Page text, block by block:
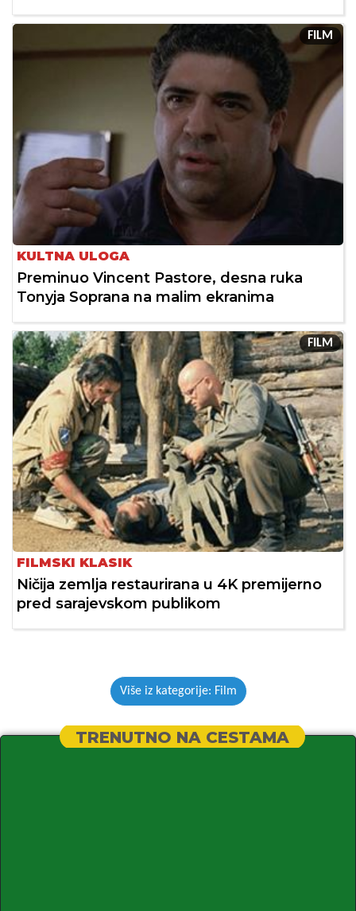
FILM
KULTNA ULOGA
Preminuo Vincent Pastore, desna ruka
Tonyja Soprana na malim ekranima
FILM
FILMSKI KLASIK
Ničija zemlja restaurirana u 4K premijerno
pred sarajevskom publikom
Više iz kategorije: Film
TRENUTNO NA CESTAMA